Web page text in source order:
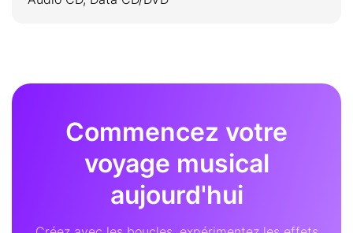
Commencez votre
voyage musical
aujourd'hui